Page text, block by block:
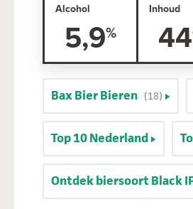
Alcohol
5,9
Inhoud
44
Bax Bier Bieren (18)
Top 10 Nederland
Ontdek biersoort Black